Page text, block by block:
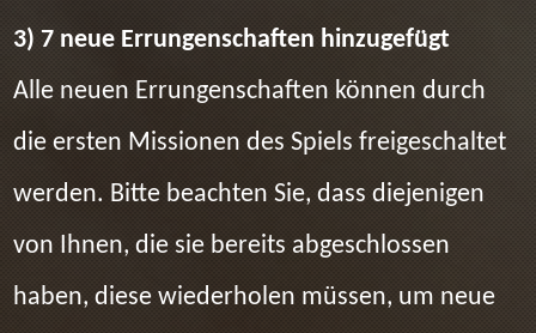
3) 7 neue Errungenschaften hinzugefügt
Alle neuen Errungenschaften können durch
die ersten Missionen des Spiels freigeschaltet
werden. Bitte beachten Sie, dass diejenigen
von Ihnen, die sie bereits abgeschlossen
haben, diese wiederholen müssen, um neue